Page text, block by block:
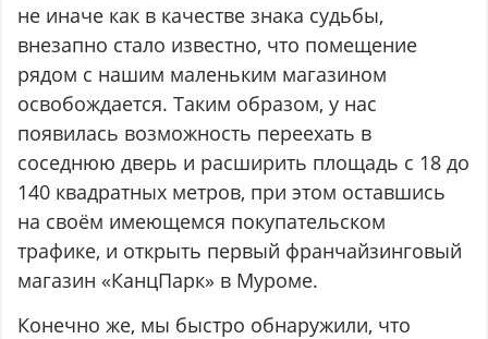
не иначе как в качестве знака судьбы,
внезапно стало известно, что помещение
рядом с нашим маленьким магазином
освобождается. Таким образом, у нас
появилась возможность переехать в
соседнюю дверь и расширить площадь с 18 до
140 квадратных метров, при этом оставшись
на своём имеющемся покупательском
трафике, и открыть первый франчайзинговый
магазин «КанцПарк» в Муроме.
Конечно же, мы быстро обнаружили, что